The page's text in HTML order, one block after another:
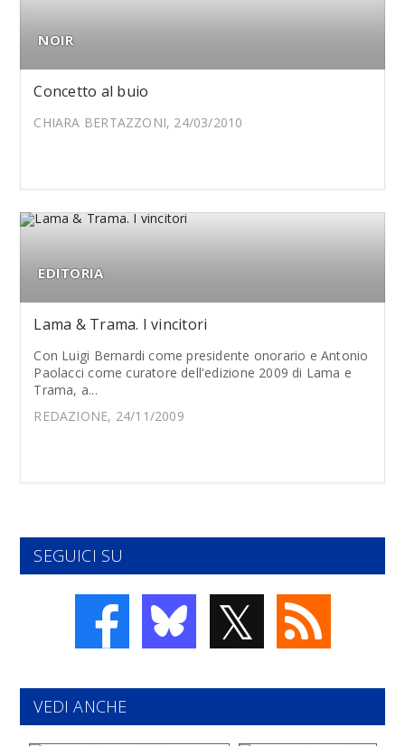
NOIR
Concetto al buio
CHIARA BERTAZZONI, 24/03/2010
EDITORIA
Lama & Trama. I vincitori
Con Luigi Bernardi come presidente onorario e Antonio
Paolacci come curatore dell'edizione 2009 di Lama e
Trama, a...
REDAZIONE, 24/11/2009
SEGUICI SU
𝕏
VEDI ANCHE